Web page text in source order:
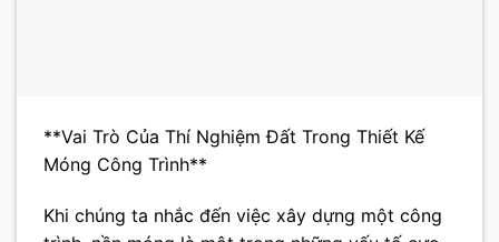
**Vai Trò Của Thí Nghiệm Đất Trong Thiết Kế
Móng Công Trình**
Khi chúng ta nhắc đến việc xây dựng một công